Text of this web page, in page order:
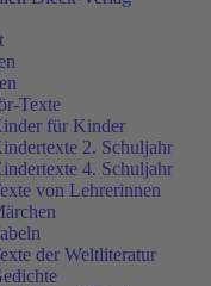
Texte
für Kinder
2. Schuljahr
4. Schuljahr
von Lehrerinnen
der Weltliteratur